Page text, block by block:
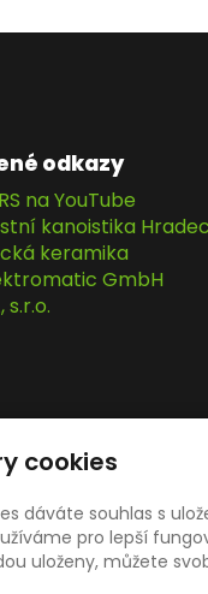
odkazy
na YouTube
kanoistika
keramika
GmbH
s.r.o.
cookies
dáváte souhlas s
pro lepší
uloženy, můžete